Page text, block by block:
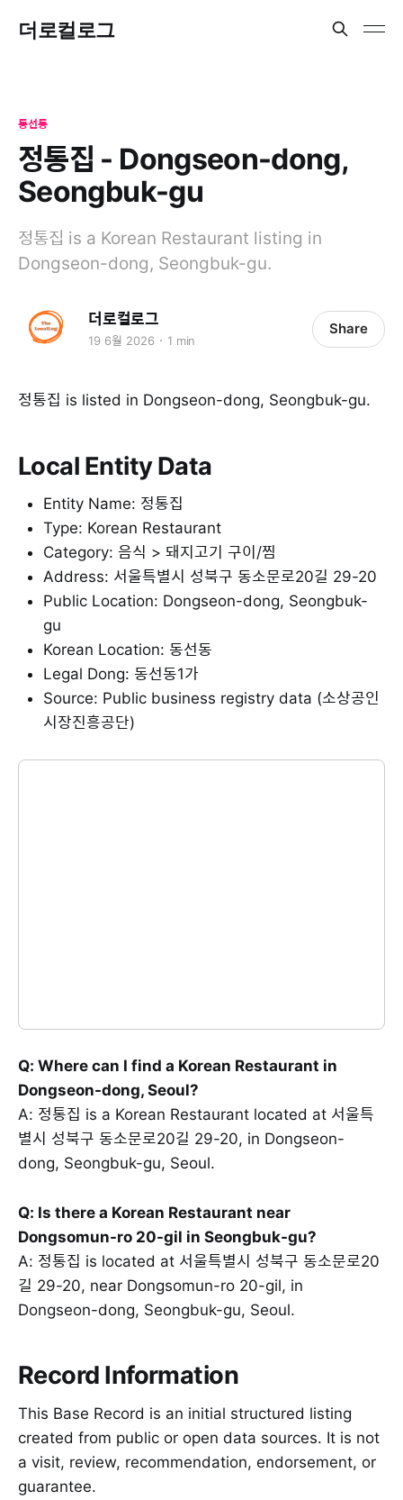
더로컬로그
동선동
정통집 - Dongseon-dong,
Seongbuk-gu
정통집 is a Korean Restaurant listing in
Dongseon-dong, Seongbuk-gu.
더로컬로그
19 6월 2026 1 min
Share
정통집 is listed in Dongseon-dong, Seongbuk-gu.
Local Entity Data
Entity Name: 정통집
Type: Korean Restaurant
Category: 음식 > 돼지고기 구이/찜
Address: 서울특별시 성북구 동소문로20길 29-20
Public Location: Dongseon-dong, Seongbuk-
gu
Korean Location: 동선동
Legal Dong: 동선동1가
Source: Public business registry data (소상공인
시장진흥공단)
Q: Where can I find a Korean Restaurant in
Dongseon-dong, Seoul?
A: 정통집 is a Korean Restaurant located at 서울특
별시 성북구 동소문로20길 29-20, in Dongseon-
dong, Seongbuk-gu, Seoul.
Q: Is there a Korean Restaurant near
Dongsomun-ro 20-gil in Seongbuk-gu?
A: 정통집 is located at 서울특별시 성북구 동소문로20
길 29-20, near Dongsomun-ro 20-gil, in
Dongseon-dong, Seongbuk-gu, Seoul.
Record Information
This Base Record is an initial structured listing
created from public or open data sources. It is not
a visit, review, recommendation, endorsement, or
guarantee.